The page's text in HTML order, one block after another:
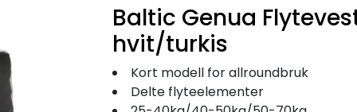
Baltic Genua
hvit/turkis
Kort modell for allroundbruk
Delte flyteelementer